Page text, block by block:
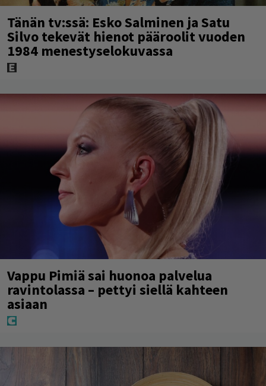
Tänän tv:ssä: Esko Salminen ja Satu
Silvo tekevät hienot pääroolit vuoden
1984 menestyselokuvassa
Vappu Pimiä sai huonoa palvelua
ravintolassa – pettyi siellä kahteen
asiaan